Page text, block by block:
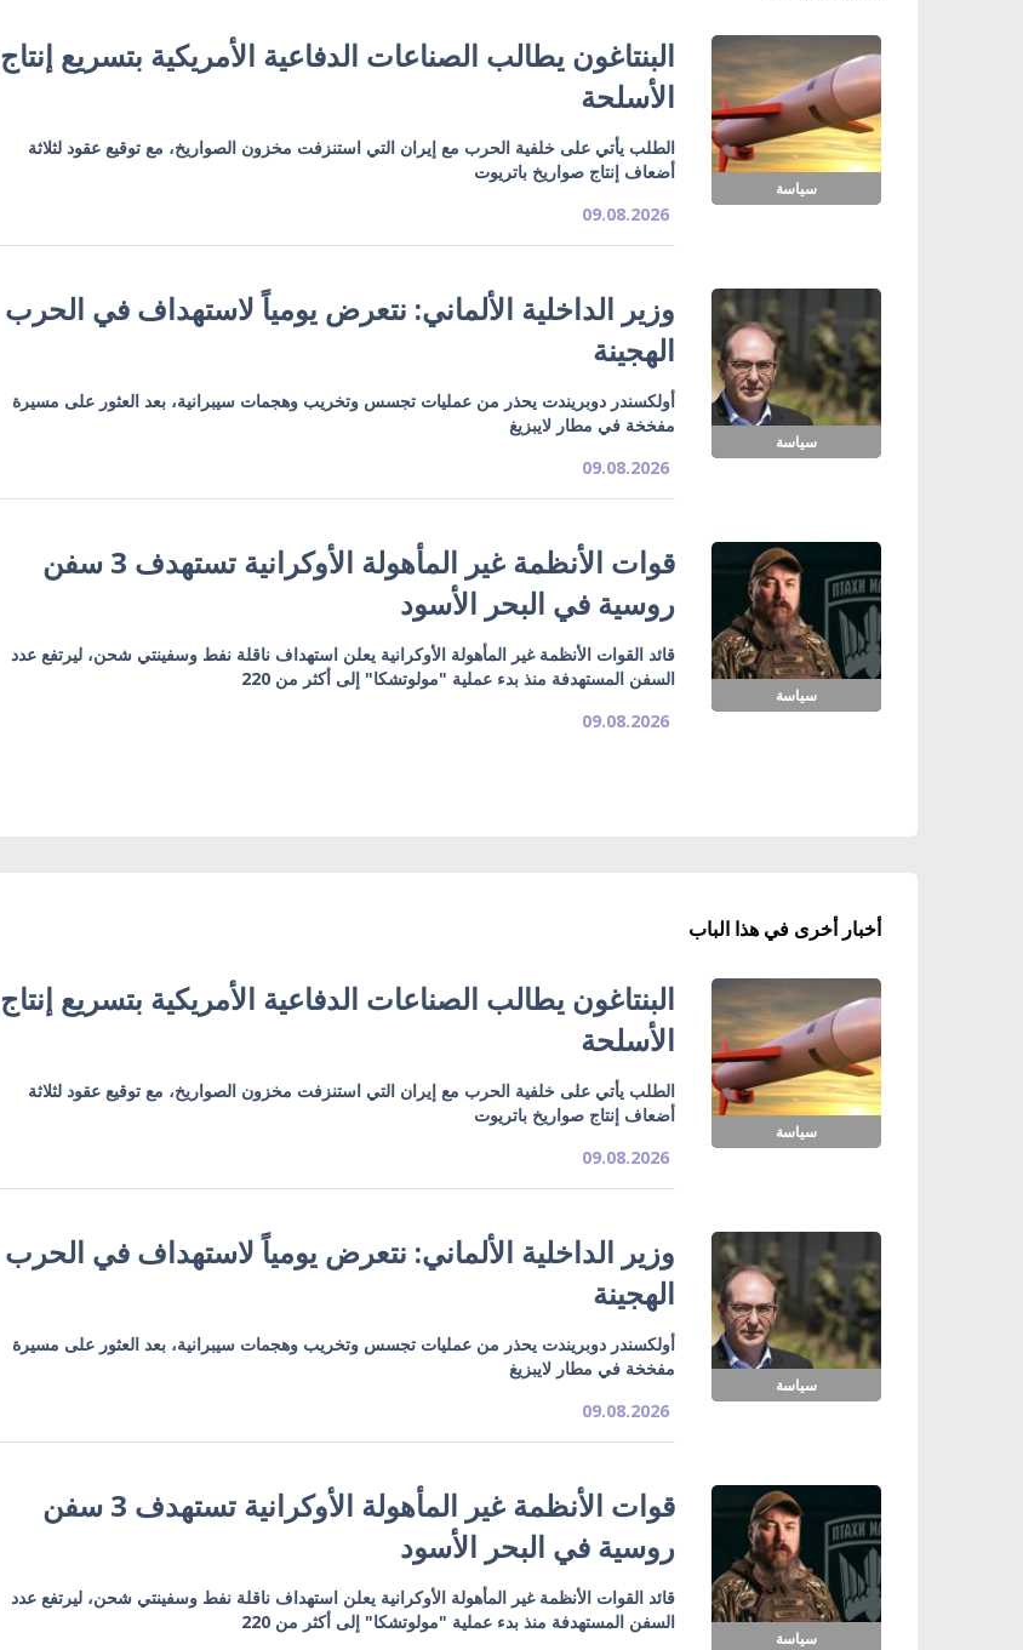
سياسة
البنتاغون يطالب الصناعات الدفاعية الأمريكية بتسريع إنتاج
الأسلحة
الطلب يأتي على خلفية الحرب مع إيران التي استنزفت مخزون الصواريخ، مع توقيع عقود لثلاثة
أضعاف إنتاج صواريخ باتريوت
09.08.2026
سياسة
وزير الداخلية الألماني: نتعرض يومياً لاستهداف في الحرب
الهجينة
أولكسندر دوبريندت يحذر من عمليات تجسس وتخريب وهجمات سيبرانية، بعد العثور على مسيرة
مفخخة في مطار لايبزيغ
09.08.2026
سياسة
قوات الأنظمة غير المأهولة الأوكرانية تستهدف 3 سفن
روسية في البحر الأسود
قائد القوات الأنظمة غير المأهولة الأوكرانية يعلن استهداف ناقلة نفط وسفينتي شحن، ليرتفع عدد
السفن المستهدفة منذ بدء عملية "مولوتشكا" إلى أكثر من 220
09.08.2026
أخبار أخرى في هذا الباب
سياسة
البنتاغون يطالب الصناعات الدفاعية الأمريكية بتسريع إنتاج
الأسلحة
الطلب يأتي على خلفية الحرب مع إيران التي استنزفت مخزون الصواريخ، مع توقيع عقود لثلاثة
أضعاف إنتاج صواريخ باتريوت
09.08.2026
سياسة
وزير الداخلية الألماني: نتعرض يومياً لاستهداف في الحرب
الهجينة
أولكسندر دوبريندت يحذر من عمليات تجسس وتخريب وهجمات سيبرانية، بعد العثور على مسيرة
مفخخة في مطار لايبزيغ
09.08.2026
سياسة
قوات الأنظمة غير المأهولة الأوكرانية تستهدف 3 سفن
روسية في البحر الأسود
قائد القوات الأنظمة غير المأهولة الأوكرانية يعلن استهداف ناقلة نفط وسفينتي شحن، ليرتفع عدد
السفن المستهدفة منذ بدء عملية "مولوتشكا" إلى أكثر من 220